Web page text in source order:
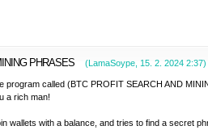
PHRASES (LamaSoype 15. 2. 2024 2:37)
program called (BTC PROFIT SEARCH AND
a rich man!
wallets with a balance, and tries to find a secret